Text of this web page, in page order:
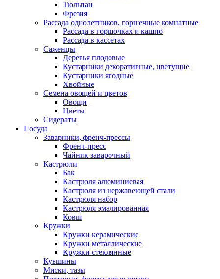
Тюльпан
Фрезия
Рассада однолетников, горшечные комнатные
Рассада в горшочках и кашпо
Рассада в кассетах
Саженцы
Деревья плодовые
Кустарники декоративные, цветущие
Кустарники ягодные
Хвойные
Семена овощей и цветов
Овощи
Цветы
Сидераты
Посуда
Заварники, френч-прессы
Френч-пресс
Чайник заварочный
Кастрюли
Бак
Кастрюля алюминиевая
Кастрюля из нержавеющей стали
Кастрюля набор
Кастрюля эмалированная
Ковш
Кружки
Кружки керамические
Кружки металлические
Кружки стеклянные
Кувшины
Миски, тазы